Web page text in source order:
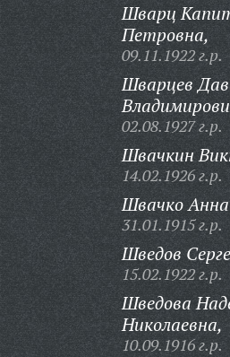
Шварц
Петровна,
09.11.1922 г.р.
Шварцев
02.08.1927 г.р.
Швачкин
14.02.1926 г.р.
Швачко Анна
31.01.1915 г.р.
Шведов
15.02.1922 г.р.
Шведова
Николаевна,
10.09.1916 г.р.